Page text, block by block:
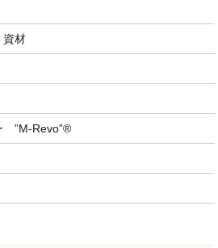
資材
”M-Revo”®